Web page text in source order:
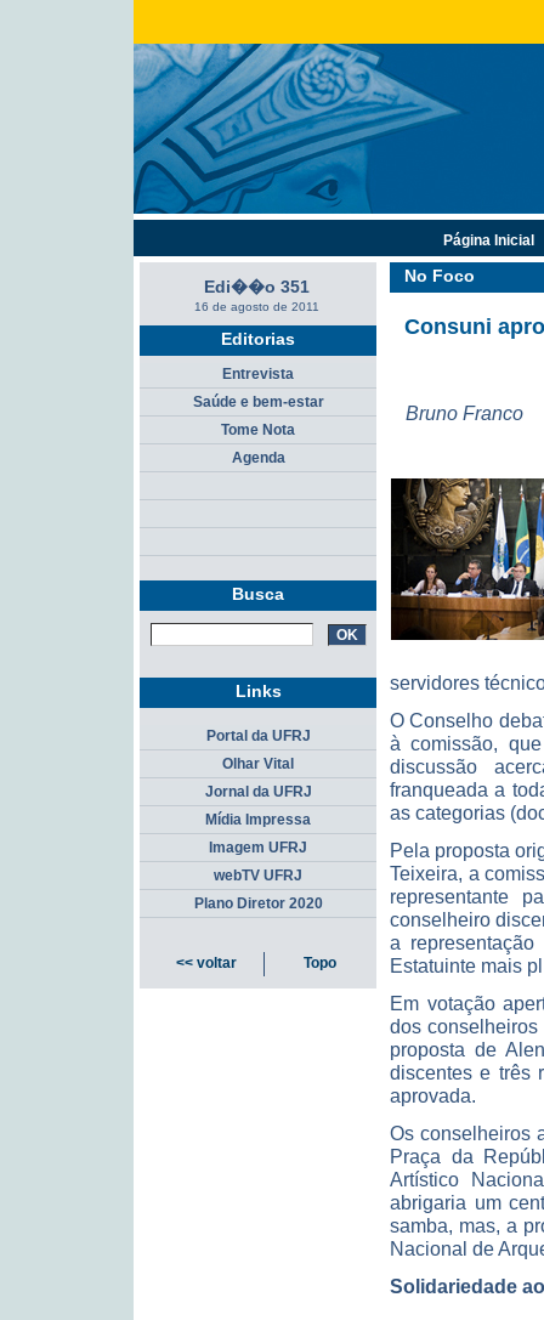
No Foco
Consuni
Bruno Franco
servidores
O Conselho
à comissão,
discussão
franqueada a
as categorias
Pela proposta
Teixeira, a
representante
conselheiro
a
Estatuinte mais
Em votação
dos conselheiros
proposta de
discentes e três
aprovada.
Os conselheiros
Praça da
Artístico
abrigaria um
samba, mas, a
Nacional de
Solidariedade
Edi��o 351
16 de agosto de 2011
Editorias
Entrevista
Saúde e bem-estar
Tome Nota
Agenda
Busca
Página Inicial
Links
Portal da UFRJ
Olhar Vital
Jornal da UFRJ
Mídia Impressa
Imagem UFRJ
webTV UFRJ
Plano Diretor 2020
<< voltar Topo